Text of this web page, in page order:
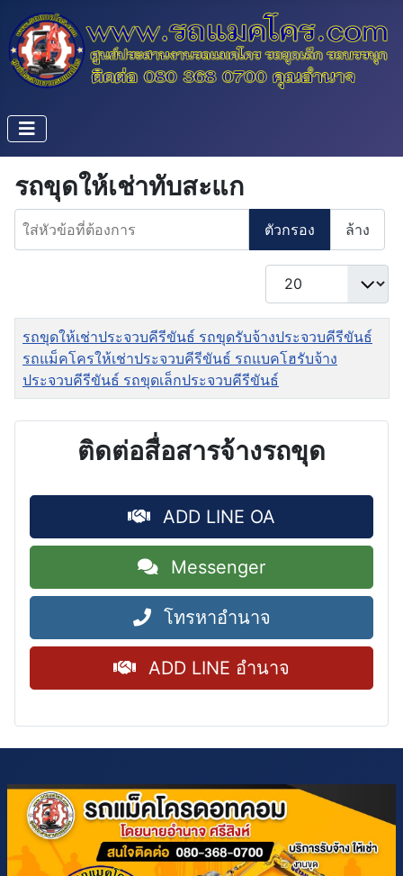
รถขุดให้เช่าทับสะแก
ใส่หัวข้อที่ต้องการ
ตัวกรอง ล้าง
แสดง #
ชื่อ
รถขุดให้เช่าประจวบคีรีขันธ์ รถขุดรับจ้างประจวบคีรีขันธ์
รถแม็คโครให้เช่าประจวบคีรีขันธ์ รถแบคโฮรับจ้าง
ประจวบคีรีขันธ์ รถขุดเล็กประจวบคีรีขันธ์
ติดต่อสื่อสารจ้างรถขุด
ADD LINE OA
Messenger
โทรหาอำนาจ
ADD LINE อำนาจ